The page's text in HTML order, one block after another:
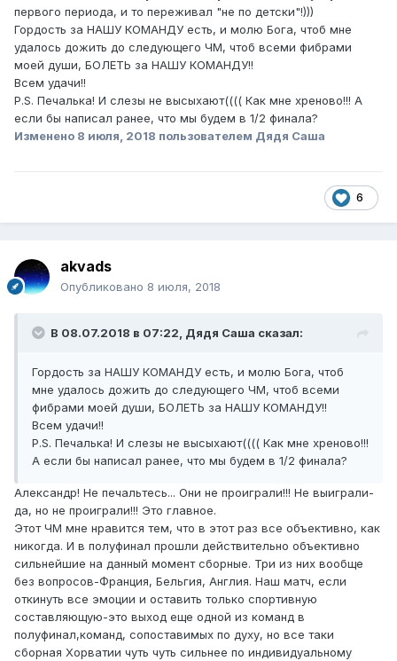
первого периода, и то переживал "не по детски"!)))
Гордость за НАШУ КОМАНДУ есть, и молю Бога, чтоб мне
удалось дожить до следующего ЧМ, чтоб всеми фибрами
моей души, БОЛЕТЬ за НАШУ КОМАНДУ!!
Всем удачи!!
P.S. Печалька! И слезы не высыхают(((( Как мне хреново!!! А
если бы написал ранее, что мы будем в 1/2 финала?
Изменено 8 июля, 2018 пользователем Дядя Саша
6
akvads
Опубликовано 8 июля, 2018
В 08.07.2018 в 07:22, Дядя Саша сказал:
Гордость за НАШУ КОМАНДУ есть, и молю Бога, чтоб
мне удалось дожить до следующего ЧМ, чтоб всеми
фибрами моей души, БОЛЕТЬ за НАШУ КОМАНДУ!!
Всем удачи!!
P.S. Печалька! И слезы не высыхают(((( Как мне хреново!!!
А если бы написал ранее, что мы будем в 1/2 финала?
Александр! Не печальтесь... Они не проиграли!!! Не выиграли-
да, но не проиграли!!! Это главное.
Этот ЧМ мне нравится тем, что в этот раз все объективно, как
никогда. И в полуфинал прошли действительно объективно
сильнейшие на данный момент сборные. Три из них вообще
без вопросов-Франция, Бельгия, Англия. Наш матч, если
откинуть все эмоции и оставить только спортивную
составляющую-это выход еще одной из команд в
полуфинал,команд, сопоставимых по духу, но все таки
сборная Хорватии чуть чуть сильнее по индивидуальному